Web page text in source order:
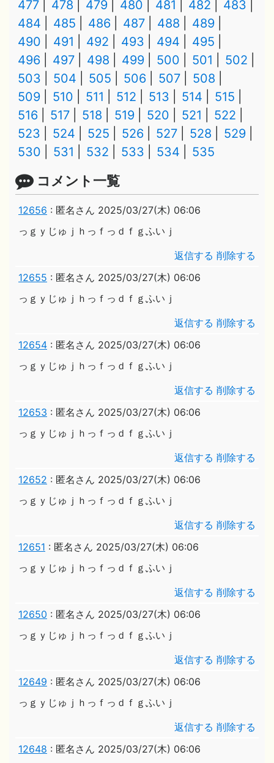
477 478 479 480 481 482
483
484
485 486 487 488
489
490
491 492 493 494
495
496
497 498 499 500 501
502
503
504 505 506 507
508
509
510 511 512 513 514
515
516
517 518 519 520 521
522
523
524 525 526 527 528
529
530
531 532 533 534 535
コメント一覧
12656 : 匿名さん 2025/03/27(木) 06:06
っｇｙじゅｊｈっｆっｄｆｇふいｊ
返信する 削除する
12655 : 匿名さん 2025/03/27(木) 06:06
っｇｙじゅｊｈっｆっｄｆｇふいｊ
返信する 削除する
12654 : 匿名さん 2025/03/27(木) 06:06
っｇｙじゅｊｈっｆっｄｆｇふいｊ
返信する 削除する
12653 : 匿名さん 2025/03/27(木) 06:06
っｇｙじゅｊｈっｆっｄｆｇふいｊ
返信する 削除する
12652 : 匿名さん 2025/03/27(木) 06:06
っｇｙじゅｊｈっｆっｄｆｇふいｊ
返信する 削除する
12651 : 匿名さん 2025/03/27(木) 06:06
っｇｙじゅｊｈっｆっｄｆｇふいｊ
返信する 削除する
12650 : 匿名さん 2025/03/27(木) 06:06
っｇｙじゅｊｈっｆっｄｆｇふいｊ
返信する 削除する
12649 : 匿名さん 2025/03/27(木) 06:06
っｇｙじゅｊｈっｆっｄｆｇふいｊ
返信する 削除する
12648 : 匿名さん 2025/03/27(木) 06:06